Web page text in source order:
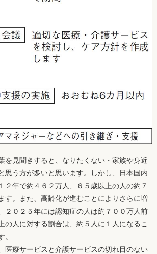
を見聞きすると、なりたくない・家族や身近
思う方が多いと思います。しかし、日本国内
２年で約４６２万人、６５歳以上の人の約７
す。また、高齢化が進むことによりさらに増
２０２５年には認知症の人は約７００万人前
の人に対する割合は、約５人に１人になるこ
。
医療サービスと介護サービスの切れ目のない